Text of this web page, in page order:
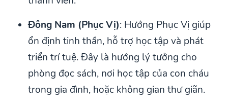
Đông Nam (Phục Vị): Hướng Phục Vị giúp
ổn định tinh thần, hỗ trợ học tập và phát
triển trí tuệ. Đây là hướng lý tưởng cho
phòng đọc sách, nơi học tập của con cháu
trong gia đình, hoặc không gian thư giãn.